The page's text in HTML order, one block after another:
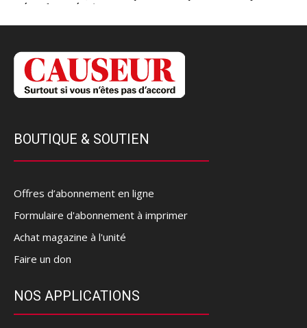
BOUTIQUE & SOUTIEN
Offres d’abonnement en ligne
Formulaire d'abonnement à imprimer
Achat magazine à l'unité
Faire un don
NOS APPLICATIONS